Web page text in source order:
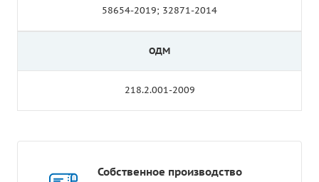
58654-2019; 32871-2014
ОДМ
218.2.001-2009
Собственное производство